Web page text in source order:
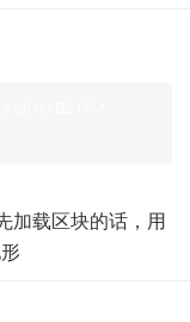
加载区块的话，用